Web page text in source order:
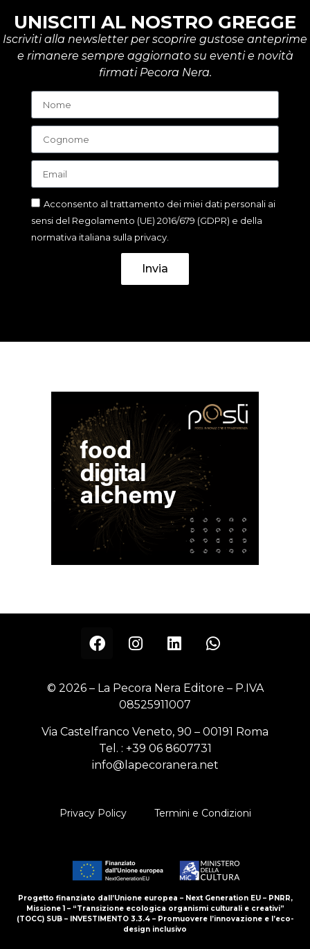
UNISCITI AL NOSTRO GREGGE
Iscriviti alla newsletter per scoprire gustose anteprime
e rimanere sempre aggiornato su eventi e novità
firmati Pecora Nera.
Acconsento al trattamento dei miei dati personali ai
sensi del Regolamento (UE) 2016/679 (GDPR) e della
normativa italiana sulla privacy.
Invia
© 2026 – La Pecora Nera Editore – P.IVA
08525911007
Via Castelfranco Veneto, 90 – 00191 Roma
Tel. : +39 06 8607731
info@lapecoranera.net
Privacy Policy Termini e Condizioni
Progetto finanziato dall’Unione europea – Next Generation EU – PNRR,
Missione 1 – “Transizione ecologica organismi culturali e creativi”
(TOCC) SUB – INVESTIMENTO 3.3.4 – Promuovere l’innovazione e l’eco-
design inclusivo